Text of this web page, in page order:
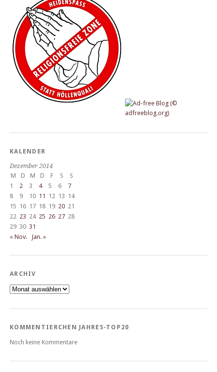
KALENDER
Dezember 2014
M
D M D F S
S
1
2 3 4 5 6
7
8
9 10 11 12 13 14
15 16 17 18 19 20 21
22 23 24 25 26 27 28
29 30 31
« Nov.
Jan. »
ARCHIV
Archiv
KOMMENTIERCHEN JAHRES-TOP20
Noch keine Kommentare